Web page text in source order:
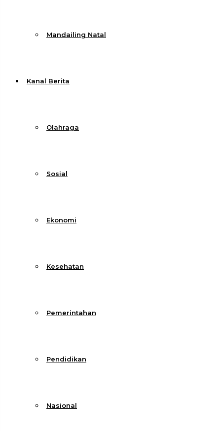
Mandailing Natal
Kanal Berita
Olahraga
Sosial
Ekonomi
Kesehatan
Pemerintahan
Pendidikan
Nasional